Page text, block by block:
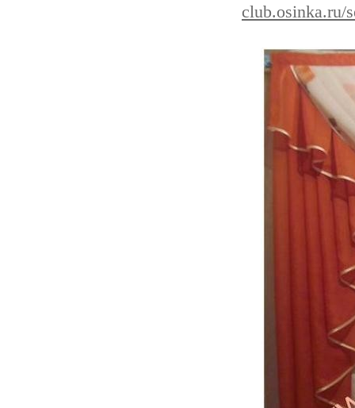
club.osinka.ru/